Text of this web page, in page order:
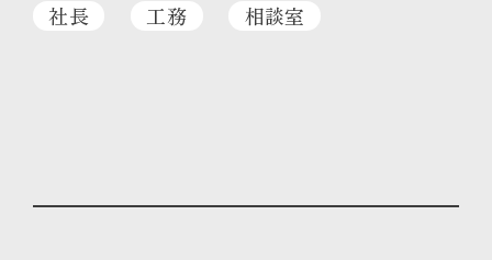
社長 工務 相談室